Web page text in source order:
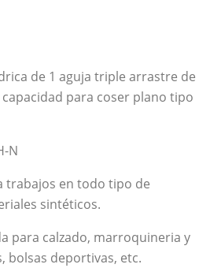
de 1 aguja triple arrastre de
para coser plano tipo
N
trabajos en todo tipo de
sintéticos.
para calzado, marroquineria y
bolsas deportivas, etc.